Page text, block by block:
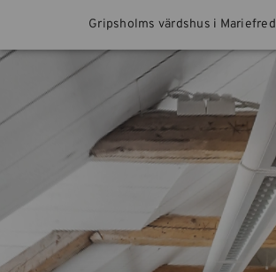
Gripsholms värdshus i Mariefred